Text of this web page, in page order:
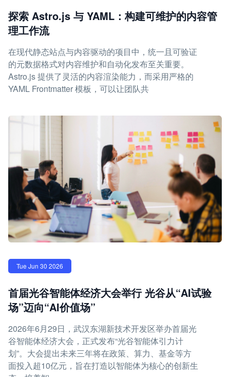
探索 Astro.js 与 YAML：构建可维护的内容管
理工作流
在现代静态站点与内容驱动的项目中，统一且可验证
的元数据格式对内容维护和自动化发布至关重要。
Astro.js 提供了灵活的内容渲染能力，而采用严格的
YAML Frontmatter 模板，可以让团队共
Tue Jun 30 2026
首届光谷智能体经济大会举行 光谷从“AI试验
场”迈向“AI价值场”
2026年6月29日，武汉东湖新技术开发区举办首届光
谷智能体经济大会，正式发布“光谷智能体引力计
划”。大会提出未来三年将在政策、算力、基金等方
面投入超10亿元，旨在打造以智能体为核心的创新生